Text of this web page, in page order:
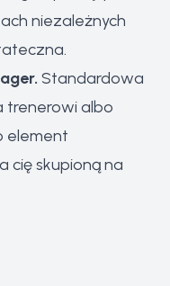
niezależnych
Standardowa
trenerowi albo
element
cię skupioną na